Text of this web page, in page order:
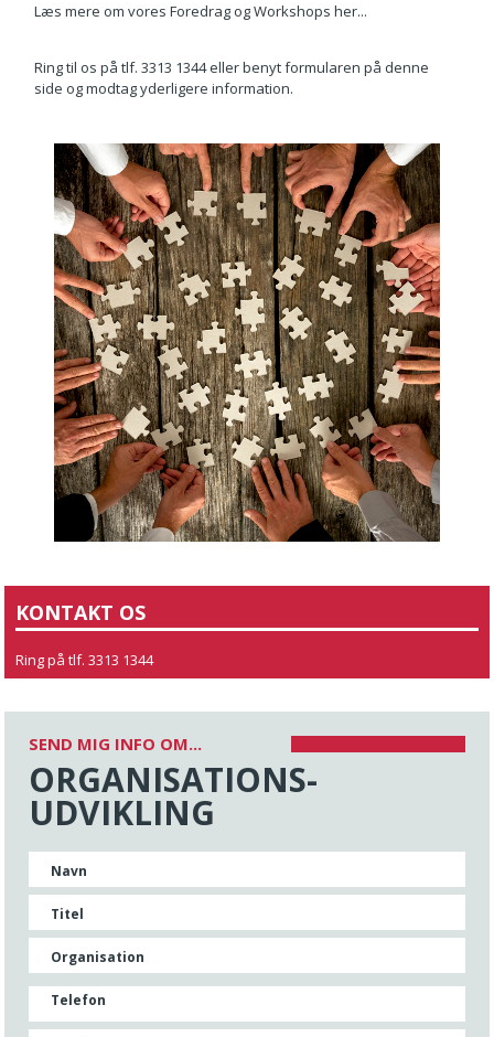
Læs mere om vores Foredrag og Workshops her...
Ring til os på tlf. 3313 1344 eller benyt formularen på denne
side og modtag yderligere information.
KONTAKT OS
Ring på tlf. 3313 1344
SEND MIG INFO OM...
ORGANISATIONS-
UDVIKLING
Navn
Titel
Organisation
Telefon